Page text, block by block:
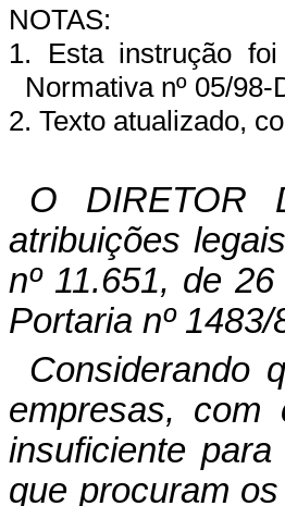
NOTAS:
1. Esta instrução
Normativa nº 05/
2. Texto atualizado,
O DIRETOR
atribuições
nº 11.651, de
Portaria nº
Considerando
empresas, com
insuficiente
que procuram